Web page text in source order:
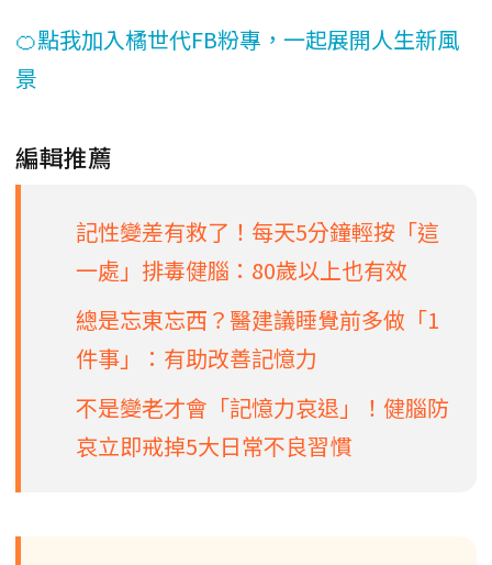
🍊點我加入橘世代FB粉專，一起展開人生新風
景
編輯推薦
記性變差有救了！每天5分鐘輕按「這
一處」排毒健腦：80歲以上也有效
總是忘東忘西？醫建議睡覺前多做「1
件事」：有助改善記憶力
不是變老才會「記憶力哀退」！健腦防
哀立即戒掉5大日常不良習慣